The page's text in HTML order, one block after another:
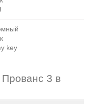
key
3 в